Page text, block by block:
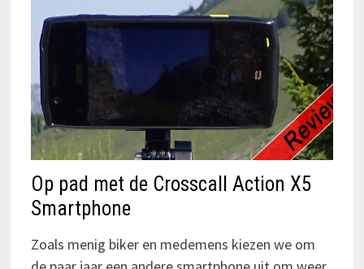
Op pad met de Crosscall Action X5
Smartphone
Zoals menig biker en medemens kiezen we om